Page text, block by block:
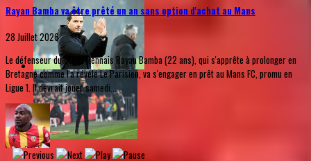
Rayan Bamba va être prêté un an sans option d'achat au Mans
28 Juillet 2026
Le défenseur du Stade Rennais Rayan Bamba (22 ans), qui s'apprête à prolonger en
Bretagne comme l'a révélé Le Parisien, va s'engager en prêt au Mans FC, promu en
Ligue 1. Il devrait jouer samedi...